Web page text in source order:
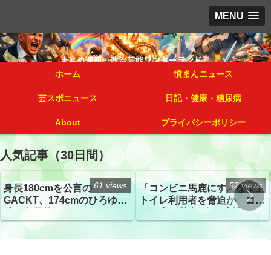
MENU
ホーム 憤まんニュース
芸スポニュース 日記・健康・糖尿病
About プライバシーポリシー
人気記事（30日間）
身長180cmを公言の
GACKT、174cmのひろゆき
トざわつき イベントでの写
真が話題
61 views
「コンビニ馬鹿にすんなよ」
トイレ利用者を脅迫か コン
52 views